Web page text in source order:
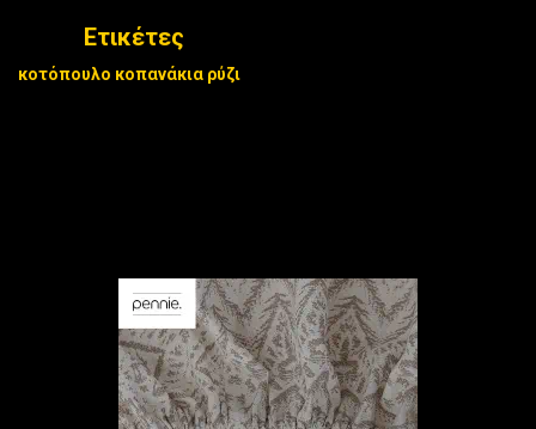
Ετικέτες
κοτόπουλο κοπανάκια ρύζι